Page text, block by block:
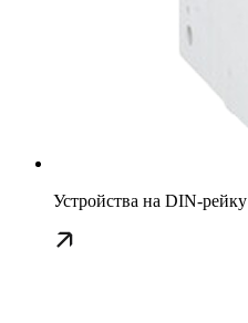
Устройства на DIN-рейку